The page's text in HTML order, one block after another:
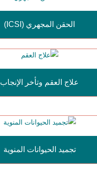
الحقن المجهري (ICSI)
علاج العقم وتأخر الإنجاب
تجميد الحيوانات المنوية